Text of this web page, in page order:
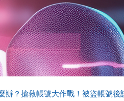
辦？搶救帳號大作戰！被盜帳號後